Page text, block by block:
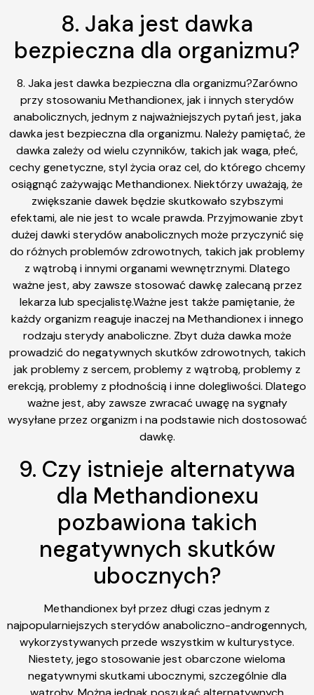
8. Jaka jest dawka
bezpieczna dla organizmu?
8. Jaka jest dawka bezpieczna dla organizmu?Zarówno
przy stosowaniu Methandionex, jak i innych sterydów
anabolicznych, jednym z najważniejszych pytań jest, jaka
dawka jest bezpieczna dla organizmu. Należy pamiętać, że
dawka zależy od wielu czynników, takich jak waga, płeć,
cechy genetyczne, styl życia oraz cel, do którego chcemy
osiągnąć zażywając Methandionex. Niektórzy uważają, że
zwiększanie dawek będzie skutkowało szybszymi
efektami, ale nie jest to wcale prawda. Przyjmowanie zbyt
dużej dawki sterydów anabolicznych może przyczynić się
do różnych problemów zdrowotnych, takich jak problemy
z wątrobą i innymi organami wewnętrznymi. Dlatego
ważne jest, aby zawsze stosować dawkę zalecaną przez
lekarza lub specjalistę.Ważne jest także pamiętanie, że
każdy organizm reaguje inaczej na Methandionex i innego
rodzaju sterydy anaboliczne. Zbyt duża dawka może
prowadzić do negatywnych skutków zdrowotnych, takich
jak problemy z sercem, problemy z wątrobą, problemy z
erekcją, problemy z płodnością i inne dolegliwości. Dlatego
ważne jest, aby zawsze zwracać uwagę na sygnały
wysyłane przez organizm i na podstawie nich dostosować
dawkę.
9. Czy istnieje alternatywa
dla Methandionexu
pozbawiona takich
negatywnych skutków
ubocznych?
Methandionex był przez długi czas jednym z
najpopularniejszych sterydów anaboliczno-androgennych,
wykorzystywanych przede wszystkim w kulturystyce.
Niestety, jego stosowanie jest obarczone wieloma
negatywnymi skutkami ubocznymi, szczególnie dla